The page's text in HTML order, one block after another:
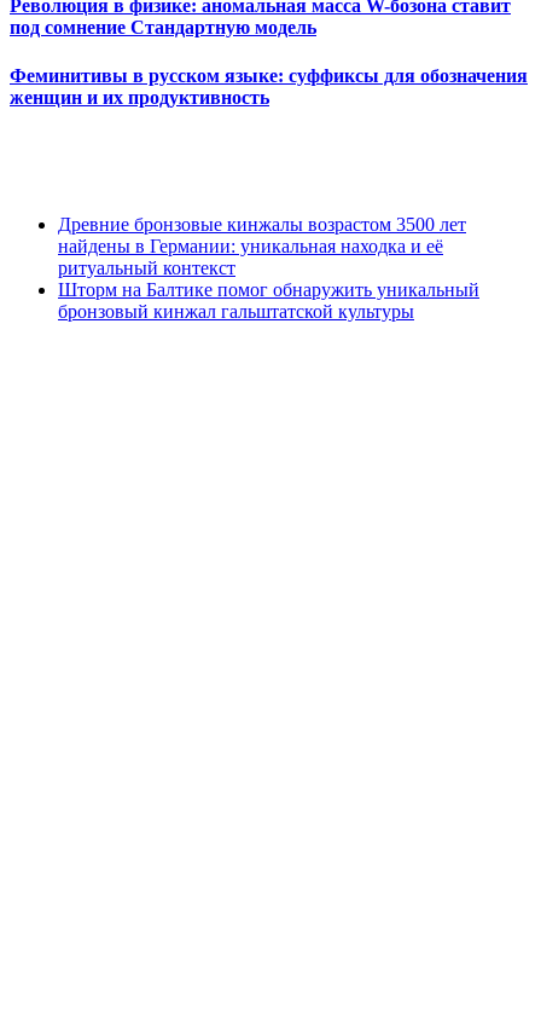
Революция в физике: аномальная масса W-бозона ставит
под сомнение Стандартную модель
Феминитивы в русском языке: суффиксы для обозначения
женщин и их продуктивность
Древние бронзовые кинжалы возрастом 3500 лет
найдены в Германии: уникальная находка и её
ритуальный контекст
Шторм на Балтике помог обнаружить уникальный
бронзовый кинжал гальштатской культуры